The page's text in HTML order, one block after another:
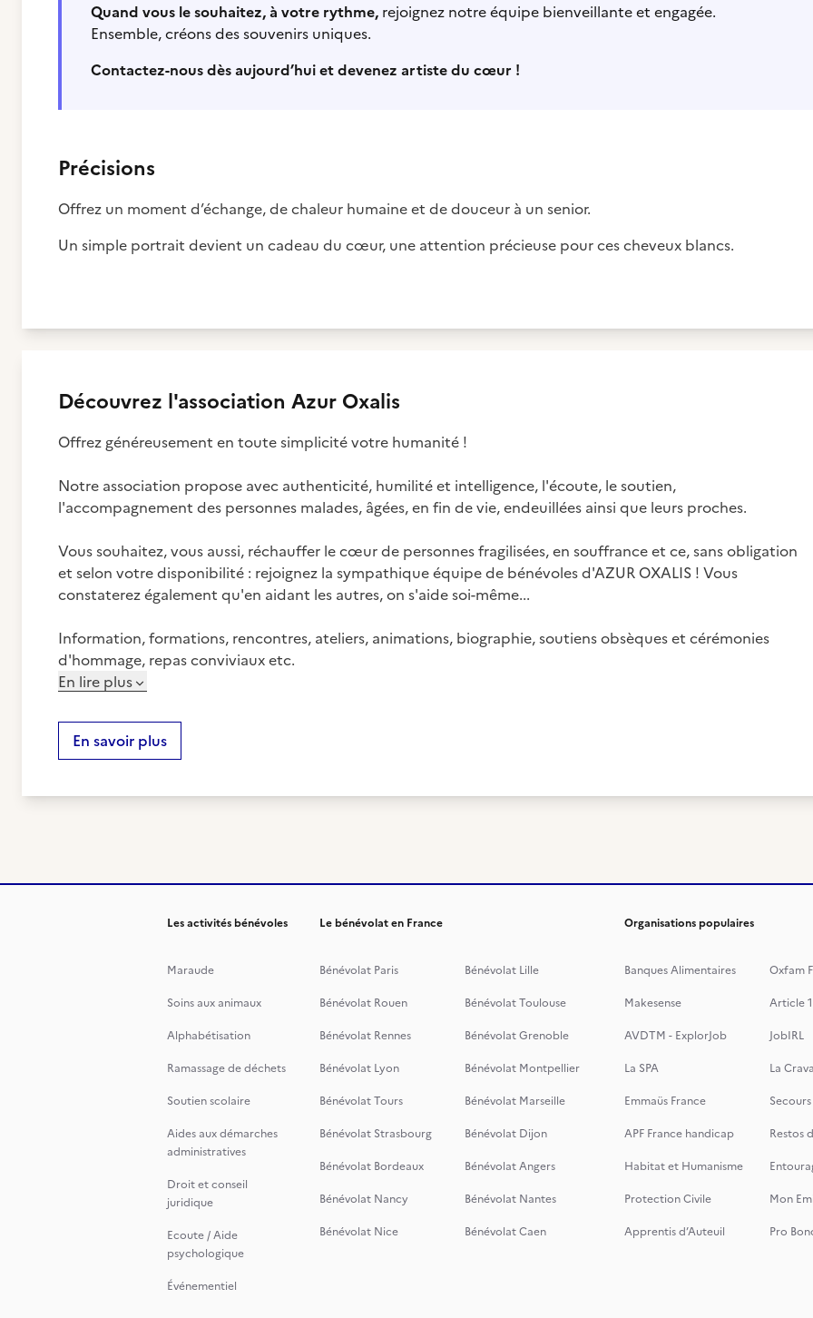
Quand vous le souhaitez, à votre rythme, rejoignez notre équipe bienveillante et engagée.
Ensemble, créons des souvenirs uniques.
Contactez-nous dès aujourd’hui et devenez artiste du cœur !
Précisions
Offrez un moment d’échange, de chaleur humaine et de douceur à un senior.
Un simple portrait devient un cadeau du cœur, une attention précieuse pour ces cheveux blancs.
Découvrez l'association Azur Oxalis
Offrez généreusement en toute simplicité votre humanité !
Notre association propose avec authenticité, humilité et intelligence, l'écoute, le soutien,
l'accompagnement des personnes malades, âgées, en fin de vie, endeuillées ainsi que leurs proches.
Vous souhaitez, vous aussi, réchauffer le cœur de personnes fragilisées, en souffrance et ce, sans obligation
et selon votre disponibilité : rejoignez la sympathique équipe de bénévoles d'AZUR OXALIS ! Vous
constaterez également qu'en aidant les autres, on s'aide soi-même...
Information, formations, rencontres, ateliers, animations, biographie, soutiens obsèques et cérémonies
d'hommage, repas conviviaux etc.
En lire plus
En savoir plus
Les activités bénévoles
Maraude
Soins aux animaux
Alphabétisation
Ramassage de déchets
Soutien scolaire
Aides aux démarches
administratives
Droit et conseil
juridique
Ecoute / Aide
psychologique
Événementiel
Le bénévolat en France
Bénévolat Paris
Bénévolat Lille
Bénévolat Rouen
Bénévolat Toulouse
Bénévolat Rennes
Bénévolat Grenoble
Bénévolat Lyon
Bénévolat Montpellier
Bénévolat Tours
Bénévolat Marseille
Bénévolat Strasbourg
Bénévolat Dijon
Bénévolat Bordeaux
Bénévolat Angers
Bénévolat Nancy
Bénévolat Nantes
Bénévolat Nice
Bénévolat Caen
Organisations populaires
Banques Alimentaires
Oxfam
Makesense
Article 1
AVDTM - ExplorJob
JobIRL
La SPA
La
Emmaüs France
APF France handicap
Restos
Habitat et Humanisme
Protection Civile
Mon
Apprentis d’Auteuil
Pro